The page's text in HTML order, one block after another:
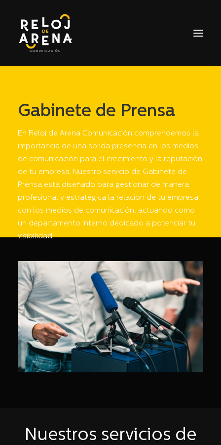
SERVICIOS
CONTACTO
Gabinete de Prensa
En Reloj de Arena Comunicación comprendemos la
importancia de una sólida presencia en los medios
de comunicación para el crecimiento y la reputación
de tu empresa. Nuestro servicio de Gabinete de
Prensa está diseñado para gestionar de manera
profesional y estratégica la relación de tu empresa
con los medios de comunicación, actuando como
un departamento interno dedicado a potenciar tu
visibilidad.
Nuestros servicios de